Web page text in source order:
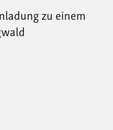
zu einem